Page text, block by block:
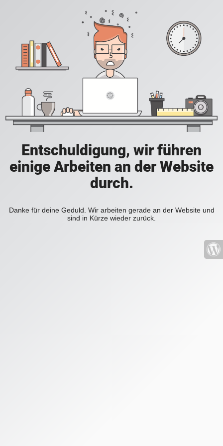
Entschuldigung, wir führen
einige Arbeiten an der Website
durch.
Danke für deine Geduld. Wir arbeiten gerade an der Website und
sind in Kürze wieder zurück.